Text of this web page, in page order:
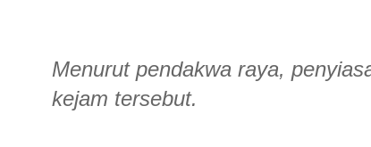
Menurut pendakwa raya,
kejam tersebut.